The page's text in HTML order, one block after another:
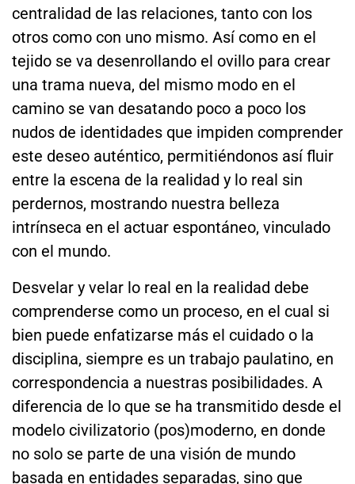
centralidad de las relaciones, tanto con los
otros como con uno mismo. Así como en el
tejido se va desenrollando el ovillo para crear
una trama nueva, del mismo modo en el
camino se van desatando poco a poco los
nudos de identidades que impiden comprender
este deseo auténtico, permitiéndonos así fluir
entre la escena de la realidad y lo real sin
perdernos, mostrando nuestra belleza
intrínseca en el actuar espontáneo, vinculado
con el mundo.
Desvelar y velar lo real en la realidad debe
comprenderse como un proceso, en el cual si
bien puede enfatizarse más el cuidado o la
disciplina, siempre es un trabajo paulatino, en
correspondencia a nuestras posibilidades. A
diferencia de lo que se ha transmitido desde el
modelo civilizatorio (pos)moderno, en donde
no solo se parte de una visión de mundo
basada en entidades separadas, sino que